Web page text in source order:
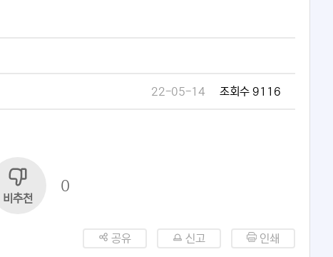
22-05-14 조회수 9116
비추천
0
공유 신고 인쇄